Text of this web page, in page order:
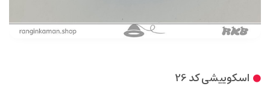
اسکوییشی کد 26